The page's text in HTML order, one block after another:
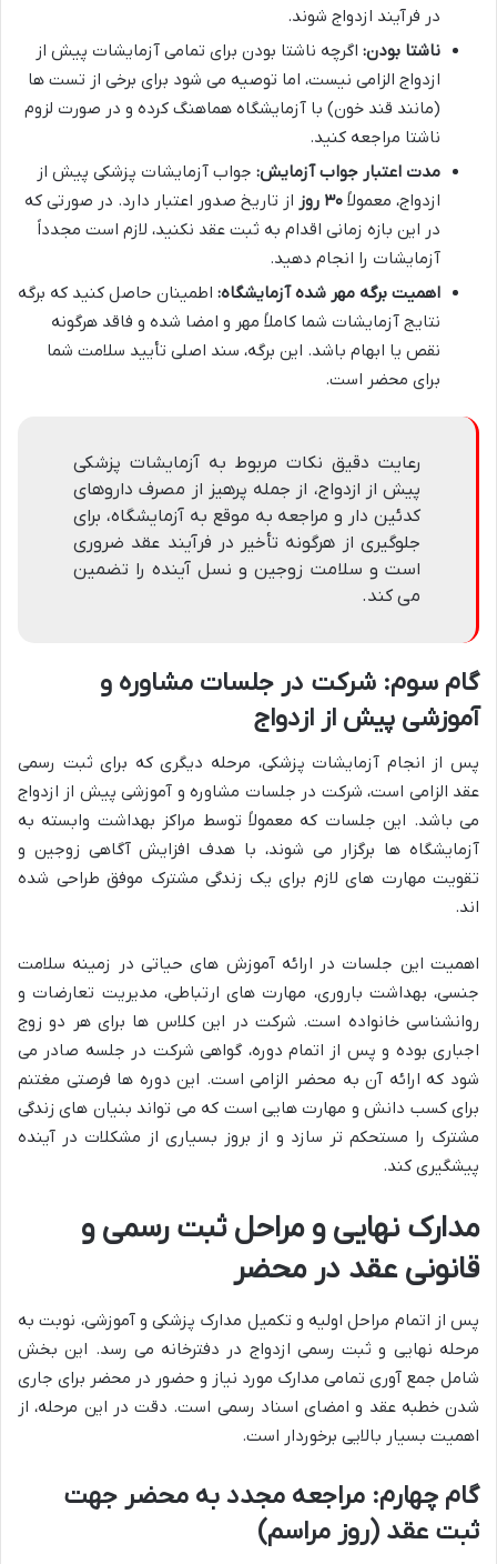
در فرآیند ازدواج شوند.
ناشتا بودن: اگرچه ناشتا بودن برای تمامی آزمایشات پیش از
ازدواج الزامی نیست، اما توصیه می شود برای برخی از تست ها
(مانند قند خون) با آزمایشگاه هماهنگ کرده و در صورت لزوم
ناشتا مراجعه کنید.
مدت اعتبار جواب آزمایش: جواب آزمایشات پزشکی پیش از
ازدواج، معمولاً ۳۰ روز
از تاریخ صدور اعتبار دارد. در صورتی که
در این بازه زمانی اقدام به ثبت عقد نکنید، لازم است مجدداً
آزمایشات را انجام دهید.
اهمیت برگه مهر شده آزمایشگاه: اطمینان حاصل کنید که برگه
نتایج آزمایشات شما کاملاً مهر و امضا شده و فاقد هرگونه
نقص یا ابهام باشد. این برگه، سند اصلی تأیید سلامت شما
برای محضر است.
رعایت دقیق نکات مربوط به آزمایشات پزشکی
پیش از ازدواج، از جمله پرهیز از مصرف داروهای
کدئین دار و مراجعه به موقع به آزمایشگاه، برای
جلوگیری از هرگونه تأخیر در فرآیند عقد ضروری
است و سلامت زوجین و نسل آینده را تضمین
می کند.
گام سوم: شرکت در جلسات مشاوره و
آموزشی پیش از ازدواج
پس از انجام آزمایشات پزشکی، مرحله دیگری که برای ثبت رسمی
عقد الزامی است، شرکت در جلسات مشاوره و آموزشی پیش از ازدواج
می باشد. این جلسات که معمولاً توسط مراکز بهداشت وابسته به
آزمایشگاه ها برگزار می شوند، با هدف افزایش آگاهی زوجین و
تقویت مهارت های لازم برای یک زندگی مشترک موفق طراحی شده
اند.
اهمیت این جلسات در ارائه آموزش های حیاتی در زمینه سلامت
جنسی، بهداشت باروری، مهارت های ارتباطی، مدیریت تعارضات و
روانشناسی خانواده است. شرکت در این کلاس ها برای هر دو زوج
اجباری بوده و پس از اتمام دوره، گواهی شرکت در جلسه صادر می
شود که ارائه آن به محضر الزامی است. این دوره ها فرصتی مغتنم
برای کسب دانش و مهارت هایی است که می تواند بنیان های زندگی
مشترک را مستحکم تر سازد و از بروز بسیاری از مشکلات در آینده
پیشگیری کند.
مدارک نهایی و مراحل ثبت رسمی و
قانونی عقد در محضر
پس از اتمام مراحل اولیه و تکمیل مدارک پزشکی و آموزشی، نوبت به
مرحله نهایی و ثبت رسمی ازدواج در دفترخانه می رسد. این بخش
شامل جمع آوری تمامی مدارک مورد نیاز و حضور در محضر برای جاری
شدن خطبه عقد و امضای اسناد رسمی است. دقت در این مرحله، از
اهمیت بسیار بالایی برخوردار است.
گام چهارم: مراجعه مجدد به محضر جهت
ثبت عقد (روز مراسم)